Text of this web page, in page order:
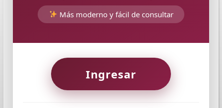
Más moderno y fácil de consultar
Ingresar